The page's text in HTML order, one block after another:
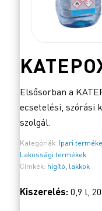
Elsősorban a
ecsetelési, szórási
szolgál.
Kategóriák: Ipari
Lakossági termékek
Címkék: hígító, lakkok
Kiszerelés: 0,9 l,